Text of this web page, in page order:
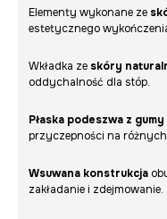
Elementy wykonane ze
estetycznego
Wkładka ze skóry
oddychalność dla stóp.
Płaska podeszwa z gumy
przyczepności na
Wsuwana konstrukcja
zakładanie i zdejmowanie.